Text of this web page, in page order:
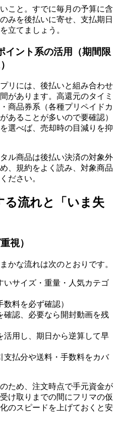
こと。すでに毎月の予算に含
みを後払いに寄せ、支払期日
立てましょう。
イント系の活用（期間限
リには、後払いと組み合わせ
があります。高還元のタイミ
商品券系（各種プリペイドカ
あることが多いので要確認）
選べば、売却時の目減りを抑
ル商品は後払い決済の対象外
、規約をよく読み、対象商品
ださい。
る流れと「いま失
視）
かな流れは次のとおりです。
いサイズ・重量・人気カテゴ
料を必ず確認）
確認、必要なら開封動画を残
活用し、期日から逆算して早
支払分や送料・手数料をカバ
ため、注文時点で手元資金が
け取りまでの間にフリマの仮
のスピードを上げておくと安